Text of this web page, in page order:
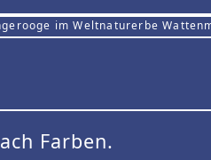
im Weltnaturerbe
Farben.